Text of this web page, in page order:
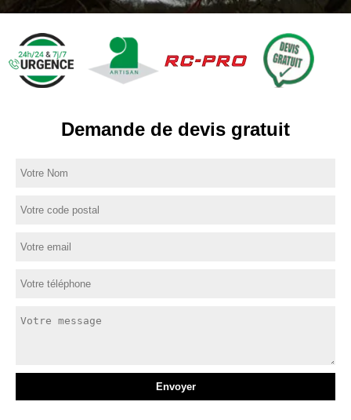
Demande de devis gratuit